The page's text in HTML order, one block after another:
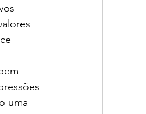
uma